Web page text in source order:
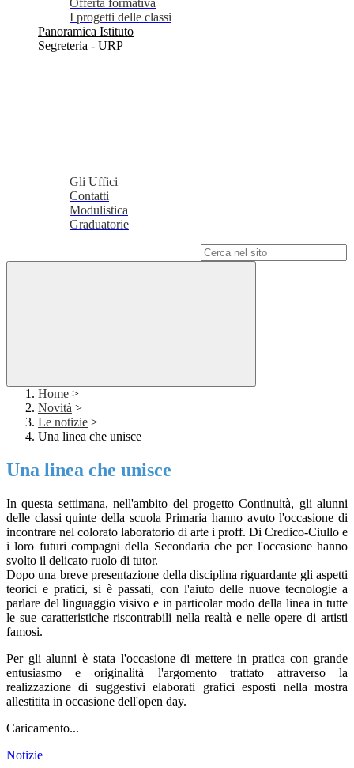
Offerta formativa
I progetti delle classi
Panoramica Istituto
Segreteria - URP
Gli Uffici
Contatti
Modulistica
Graduatorie
Home >
Novità >
Le notizie >
Una linea che unisce
Una linea che unisce
In questa settimana, nell'ambito del progetto Continuità, gli alunni
delle classi quinte della scuola Primaria hanno avuto l'occasione di
incontrare nel colorato laboratorio di arte i proff. Di Credico-Ciullo e
i loro futuri compagni della Secondaria che per l'occasione hanno
svolto il delicato ruolo di tutor.
Dopo una breve presentazione della disciplina riguardante gli aspetti
teorici e pratici, si è passati, con l'aiuto delle nuove tecnologie a
parlare del linguaggio visivo e in particolar modo della linea in tutte
le sue caratteristiche riscontrabili nella realtà e nelle opere di artisti
famosi.
Per gli alunni è stata l'occasione di mettere in pratica con grande
entusiasmo e originalità l'argomento trattato attraverso la
realizzazione di suggestivi elaborati grafici esposti nella mostra
allestitita in occasione dell'open day.
Caricamento...
Notizie